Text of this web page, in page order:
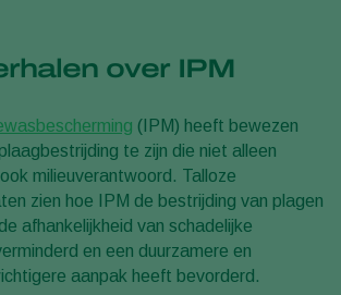
over IPM
(IPM) heeft bewezen
te zijn die niet alleen
milieuverantwoord. Talloze
zien hoe IPM de bestrijding van plagen
afhankelijkheid van schadelijke
en een duurzamere en
aanpak heeft bevorderd.